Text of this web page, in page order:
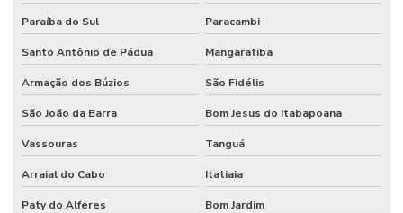
Paraíba do Sul Paracambi
Santo Antônio de Pádua Mangaratiba
Armação dos Búzios São Fidélis
São João da Barra Bom Jesus do Itabapoana
Vassouras Tanguá
Arraial do Cabo Itatiaia
Paty do Alferes Bom Jardim